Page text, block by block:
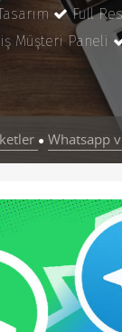
Full
Müşteri Paneli
● Whatsapp